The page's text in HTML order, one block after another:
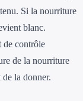
Si la nourriture
blanc.
de contrôle
de la nourriture
la donner.